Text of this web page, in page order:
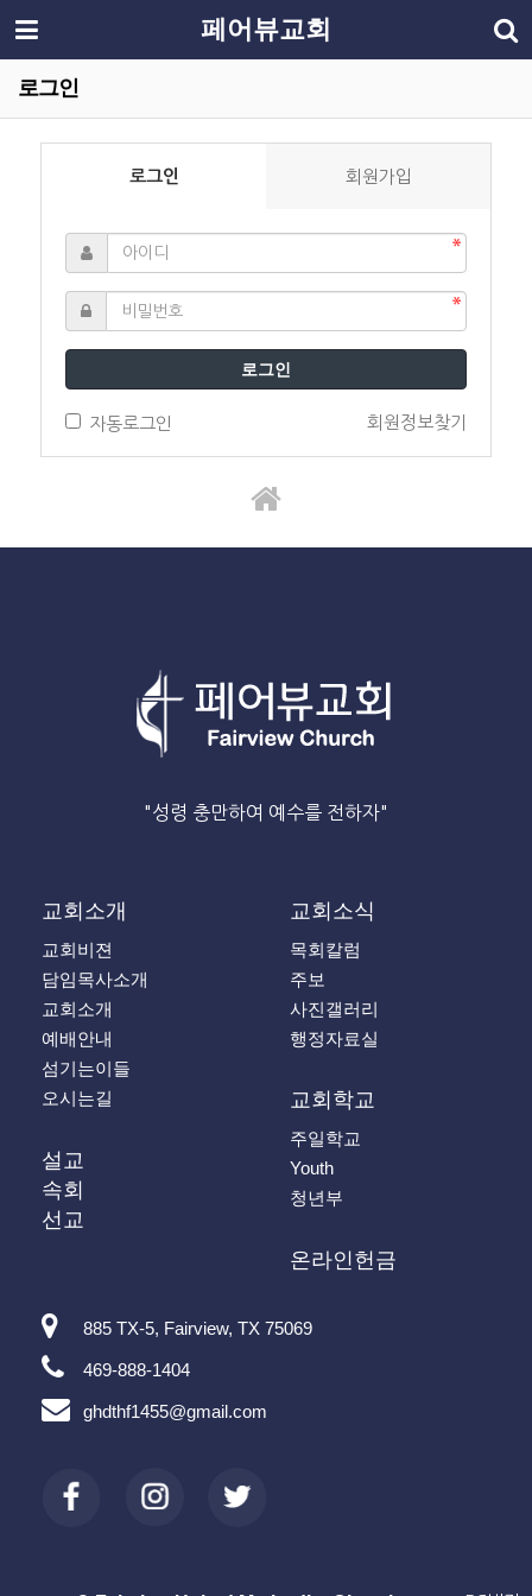
페어뷰교회
로그인
로그인 회원가입
로그인
자동로그인 회원정보찾기
"성령 충만하여 예수를 전하자"
교회소개
교회비젼
담임목사소개
교회소개
예배안내
섬기는이들
오시는길
설교
속회
선교
교회소식
목회칼럼
주보
사진갤러리
행정자료실
교회학교
주일학교
Youth
청년부
온라인헌금
885 TX-5, Fairview, TX 75069
469-888-1404
ghdthf1455@gmail.com